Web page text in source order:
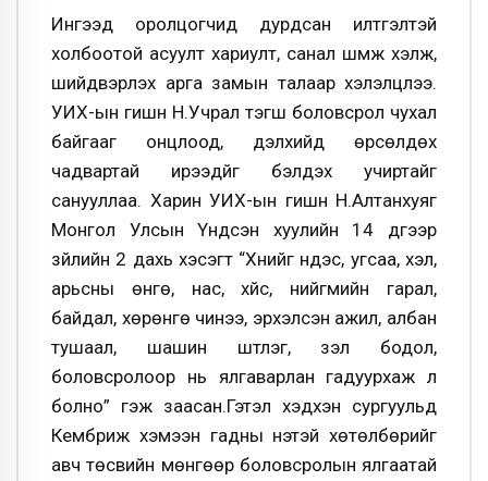
Ингээд оролцогчид дурдсан илтгэлтэй
холбоотой асуулт хариулт, санал шүүмж хэлж,
шийдвэрлэх арга замын талаар хэлэлцлээ.
УИХ-ын гишүүн Н.Учрал тэгш боловсрол чухал
байгааг онцлоод, дэлхийд өрсөлдөх
чадвартай ирээдүйг бэлдэх учиртайг
санууллаа. Харин УИХ-ын гишүүн Н.Алтанхуяг
Монгол Улсын Үндсэн хуулийн 14 дүгээр
зүйлийн 2 дахь хэсэгт “Хүнийг үндэс, угсаа, хэл,
арьсны өнгө, нас, хүйс, нийгмийн гарал,
байдал, хөрөнгө чинээ, эрхэлсэн ажил, албан
тушаал, шашин шүтлэг, үзэл бодол,
боловсролоор нь ялгаварлан гадуурхаж үл
болно” гэж заасан.Гэтэл хэдхэн сургуульд
Кембриж хэмээн гадны үнэтэй хөтөлбөрийг
авч төсвийн мөнгөөр боловсролын ялгаатай